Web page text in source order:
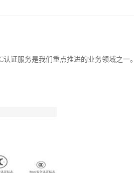
证服务是我们重点推进的业务领域之一。